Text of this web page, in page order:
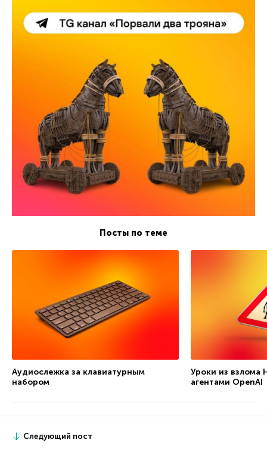
Посты по теме
Аудиослежка за клавиатурным
набором
Уроки из взлома
агентами OpenAI
Следующий пост